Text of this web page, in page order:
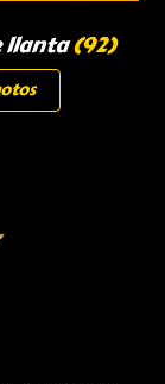
llanta(92)